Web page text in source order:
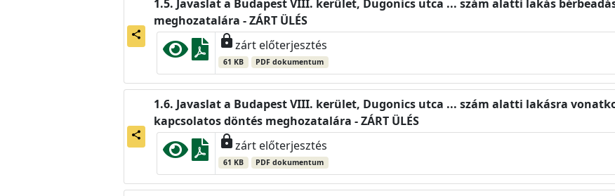
share
Javaslat a Budapest VIII. kerület, Dugonics utca ... szám alatti lakás
meghozatalára - ZÁRT ÜLÉS
lockzárt előterjesztés
61 KB PDF dokumentum
share
Javaslat a Budapest VIII. kerület, Dugonics utca ... szám alatti lakásra
kapcsolatos döntés meghozatalára - ZÁRT ÜLÉS
lockzárt előterjesztés
61 KB PDF dokumentum